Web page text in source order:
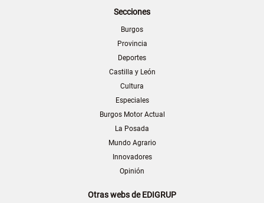
Secciones
Burgos
Provincia
Deportes
Castilla y León
Cultura
Especiales
Burgos Motor Actual
La Posada
Mundo Agrario
Innovadores
Opinión
Otras webs de EDIGRUP